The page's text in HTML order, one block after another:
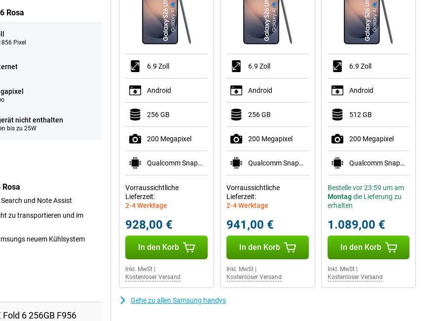
Rosa
Pixel
nicht enthalten
bis zu 25W
und Note Assist
zu transportieren und im
neuem Kühlsystem
6 256GB F956
6.9 Zoll
Android
256 GB
200 Megapixel
Qualcomm Snapdragon 8 Elite Gen 5 for Galaxy
Vorraussichtliche
Lieferzeit:
2-4 Werktage
928,00 €
In den Korb
Inkl. MwSt
Kostenloser Versand
6.9 Zoll
Android
256 GB
200 Megapixel
Qualcomm Snapdragon 8 Elite Gen 5 for Galaxy
Vorraussichtliche
Lieferzeit:
2-4 Werktage
941,00 €
In den Korb
Inkl. MwSt|
Kostenloser Versand
6.9 Zoll
Android
512 GB
200 Megapixel
Qualcomm Snapdragon 8 Elite Gen 5 for Galaxy
Bestelle vor 23:59 um am
Montagdie Lieferung zu
erhalten
1.089,00 €
In den Korb
Inkl. MwSt|
Kostenloser Versand
Gehe zu allen Samsung handys